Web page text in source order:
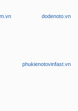
dodenoto.vn
phukienotovinfast.vn